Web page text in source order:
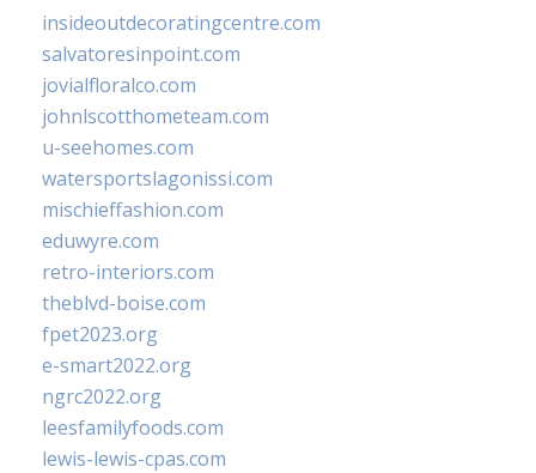
insideoutdecoratingcentre.com
salvatoresinpoint.com
jovialfloralco.com
johnlscotthometeam.com
u-seehomes.com
watersportslagonissi.com
mischieffashion.com
eduwyre.com
retro-interiors.com
theblvd-boise.com
fpet2023.org
e-smart2022.org
ngrc2022.org
leesfamilyfoods.com
lewis-lewis-cpas.com